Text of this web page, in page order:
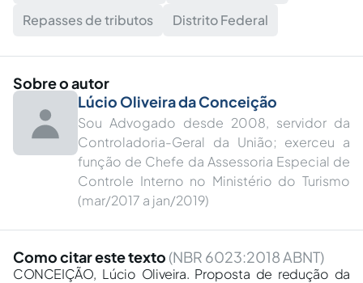
Repasses de tributos Distrito Federal
Sobre o autor
Lúcio Oliveira da Conceição
Sou Advogado desde 2008, servidor da
Controladoria-Geral da União; exerceu a
função de Chefe da Assessoria Especial de
Controle Interno no Ministério do Turismo
(mar/2017 a jan/2019)
Como citar este texto (NBR 6023:2018 ABNT)
CONCEIÇÃO, Lúcio Oliveira. Proposta de redução da